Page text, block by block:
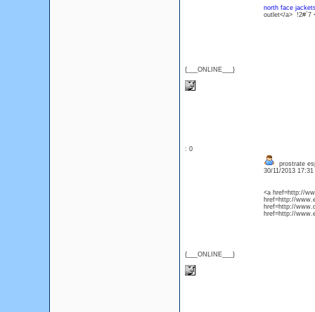
{___ONLINE___}
north face
outlet</a> !2#`7
: 0
{___ONLINE___}
prostrate
30/11/2013
<a href=http://
href=http://
href=http://
href=http://